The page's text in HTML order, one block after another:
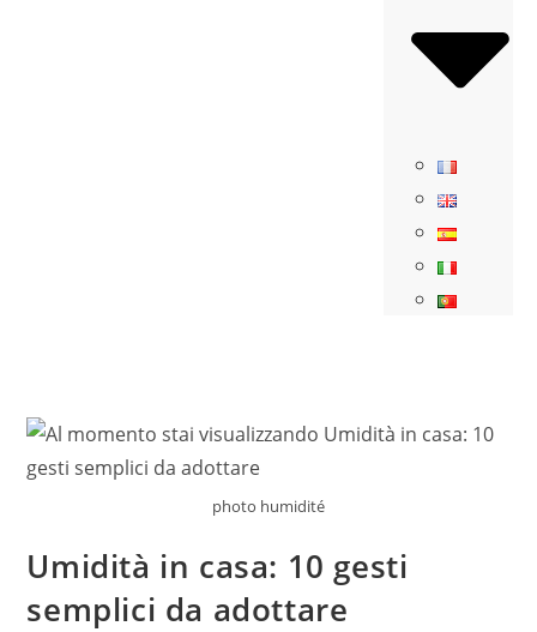
photo humidité
Umidità in casa: 10 gesti
semplici da adottare